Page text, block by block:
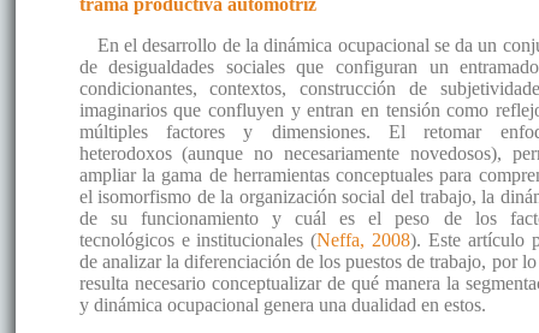
En el desarrollo de la dinámica ocupacional se da un
de desigualdades sociales que configuran un
condicionantes, contextos, construcción de
imaginarios que confluyen y entran en tensión como
múltiples factores y dimensiones. El retomar
heterodoxos (aunque no necesariamente novedosos),
ampliar la gama de herramientas conceptuales para
el isomorfismo de la organización social del trabajo, la
de su funcionamiento y cuál es el peso de los
tecnológicos e institucionales (Neffa, 2008). Este artículo
de analizar la diferenciación de los puestos de trabajo, por
resulta necesario conceptualizar de qué manera la
y dinámica ocupacional genera una dualidad en estos.